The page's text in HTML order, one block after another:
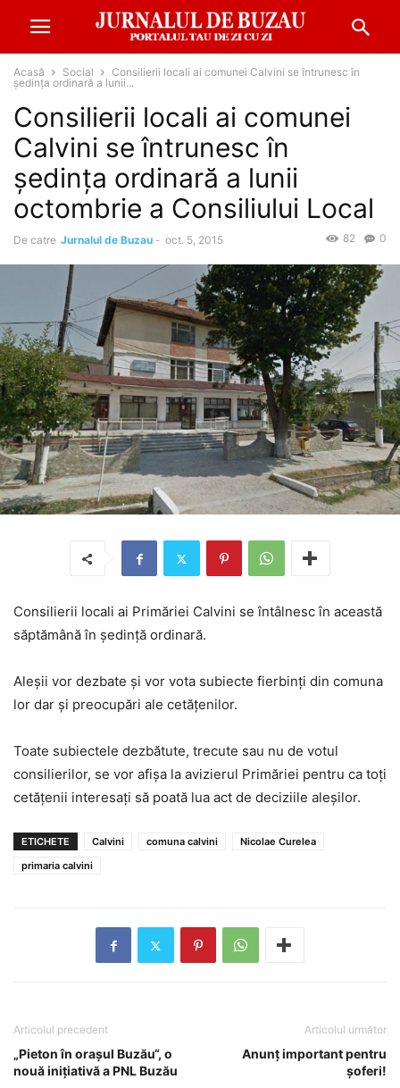
Acasă Social
Consilierii locali ai comunei Calvini se întrunesc în
şedinţa ordinară a lunii...
Consilierii locali ai comunei
Calvini se întrunesc în
şedinţa ordinară a lunii
octombrie a Consiliului Local
De catre Jurnalul de Buzau - oct. 5, 2015 0
82
Consilierii locali ai Primăriei Calvini se întâlnesc în această
săptămână în şedinţă ordinară.
Aleşii vor dezbate şi vor vota subiecte fierbinţi din comuna
lor dar şi preocupări ale cetăţenilor.
Toate subiectele dezbătute, trecute sau nu de votul
consilierilor, se vor afişa la avizierul Primăriei pentru ca toţi
cetăţenii interesaţi să poată lua act de deciziile aleşilor.
ETICHETE Calvini comuna calvini
Nicolae Curelea
primaria calvini
Articolul precedent
„Pieton în orașul Buzău“, o
nouă iniţiativă a PNL Buzău
Articolul următor
Anunț important pentru
șoferi!